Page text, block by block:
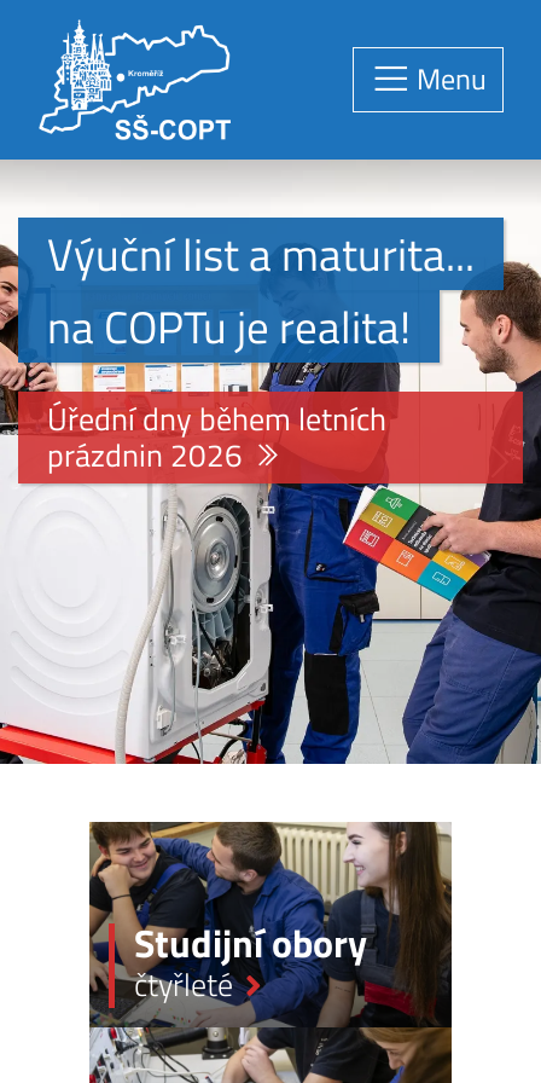
Menu
Předchozí
Výuční list a maturita...
na COPTu je realita!
Úřední dny během letních
prázdnin 2026
Studijníobory
čtyřleté